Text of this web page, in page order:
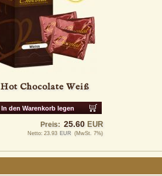
Hot Chocolate Weiß
In den Warenkorb legen
Preis: 25.60 EUR
Netto: 23.93 EUR (MwSt. 7%)